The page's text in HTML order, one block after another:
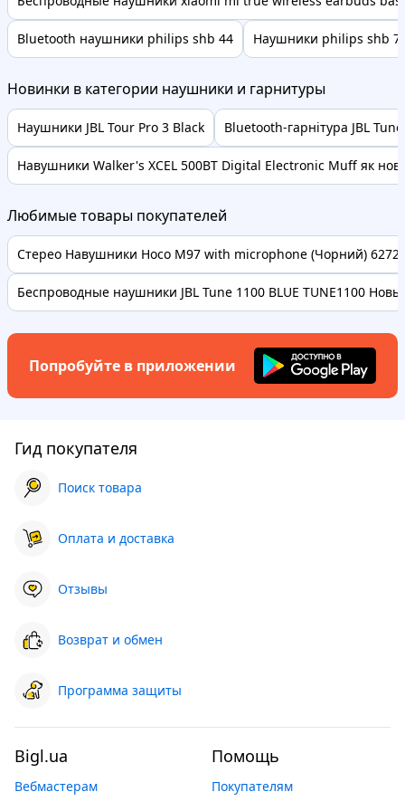
Bluetooth наушники philips shb 44 Наушники philips shb
Новинки в категории наушники и гарнитуры
Наушники JBL Tour Pro 3 Black Bluetooth-гарнітура JBL
Навушники Walker's XCEL 500BT Digital Electronic Muff як
Любимые товары покупателей
Стерео Навушники Hoco M97 with microphone (Чорний)
Беспроводные наушники JBL Tune 1100 BLUE TUNE1100
Попробуйте в приложении
Гид покупателя
Поиск товара
Оплата и доставка
Отзывы
Возврат и обмен
Программа защиты
Bigl.ua
Вебмастерам
Помощь
Покупателям